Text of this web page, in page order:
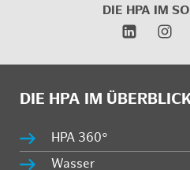
DIE HPA IM
DIE HPA IM
HPA 360°
Wasser